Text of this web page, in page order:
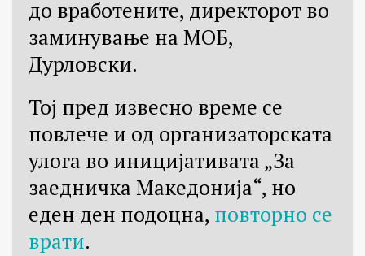
до вработените, директорот во
заминување на МОБ,
Дурловски.
Тој пред извесно време се
повлече и од организаторската
улога во иницијативата „За
заедничка Македонија“, но
еден ден подоцна, повторно се
врати.